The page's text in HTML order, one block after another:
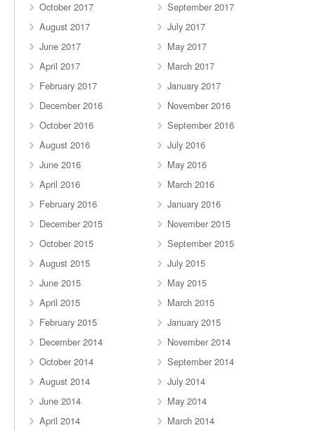
October 2017
September 2017
August 2017
July 2017
June 2017
May 2017
April 2017
March 2017
February 2017
January 2017
December 2016
November 2016
October 2016
September 2016
August 2016
July 2016
June 2016
May 2016
April 2016
March 2016
February 2016
January 2016
December 2015
November 2015
October 2015
September 2015
August 2015
July 2015
June 2015
May 2015
April 2015
March 2015
February 2015
January 2015
December 2014
November 2014
October 2014
September 2014
August 2014
July 2014
June 2014
May 2014
April 2014
March 2014